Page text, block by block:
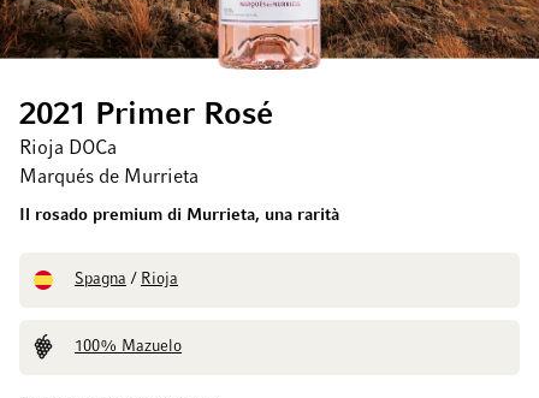
2021 Primer Rosé
Rioja DOCa
Marqués de Murrieta
Il rosado premium di Murrieta, una rarità
Spagna / Rioja
100% Mazuelo